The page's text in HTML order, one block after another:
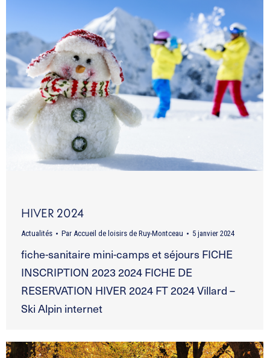
HIVER 2024
Actualités Par Accueil de loisirs de Ruy-Montceau 5 janvier 2024
fiche-sanitaire mini-camps et séjours FICHE
INSCRIPTION 2023 2024 FICHE DE
RESERVATION HIVER 2024 FT 2024 Villard –
Ski Alpin internet